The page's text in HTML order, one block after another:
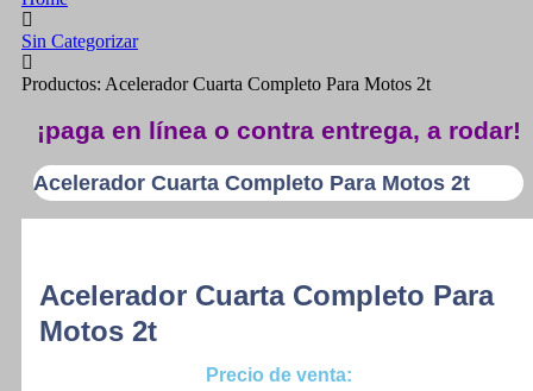
Sin Categorizar
Productos: Acelerador Cuarta Completo Para Motos 2t
¡paga en línea o contra entrega, a rodar!
Acelerador Cuarta Completo Para Motos 2t
Acelerador Cuarta Completo Para
Motos 2t
Precio de venta: